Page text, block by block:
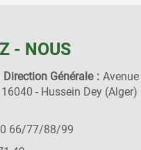
- NOUS
Générale :
16040 - Hussein Dey (Alger)
66/77/88/99